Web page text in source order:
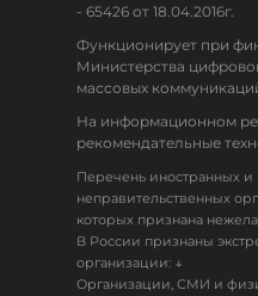
- 65426 от 18.04.2016г.
Функционирует при
Министерства
массовых
На информационном
рекомендательные
Перечень иностранных
неправительственных
которых признана
В России признаны
организации: ↓
Организации, СМИ и